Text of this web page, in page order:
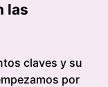
las
claves y su
por